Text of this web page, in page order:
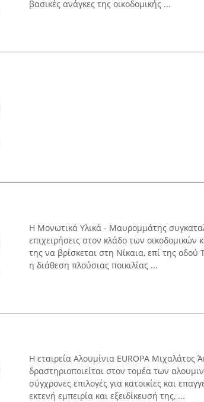
βασικές ανάγκες της οικοδομικής ...
Η Μονωτικά Υλικά - Μαυρομμάτης
επιχειρήσεις στον κλάδο των
της να βρίσκεται στη Νίκαια, επί της οδού
η διάθεση πλούσιας ποικιλίας ...
Η εταιρεία Αλουμίνια EUROPA Μιχαλάτος
δραστηριοποιείται στον τομέα των
σύγχρονες επιλογές για κατοικίες και
εκτενή εμπειρία και εξειδίκευσή της, ...